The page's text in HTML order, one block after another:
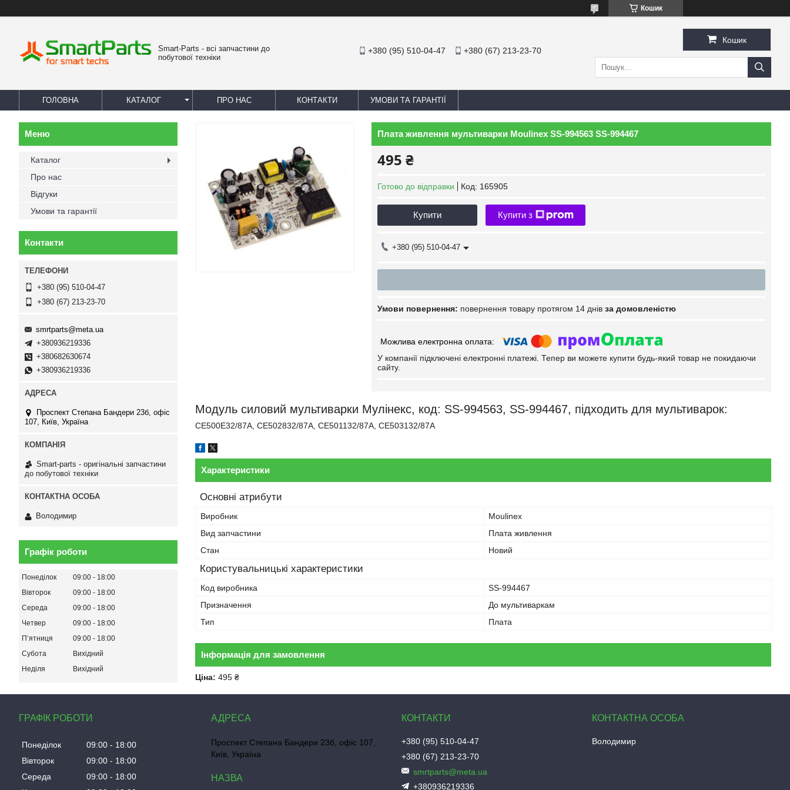
Кошик
Smart-Parts - всі запчастини до
побутової техніки
+380 (95) 510-04-47 +380 (67) 213-23-70
Кошик
ГОЛОВНА КАТАЛОГ ПРО НАС КОНТАКТИ УМОВИ ТА ГАРАНТІЇ
Плата живлення мультиварки Moulinex SS-994563 SS-994467
495 ₴
Готово до відправки Код: 165905
Купити Купити з
+380 (95) 510-04-47
повернення товару протягом 14 днів за домовленістю
У компанії підключені електронні платежі. Тепер ви можете купити будь-який товар не покидаючи
сайту.
Модуль силовий мультиварки Мулінекс, код: SS-994563, SS-994467, підходить для мультиварок:
CE500E32/87A, CE502832/87A, CE501132/87A, CE503132/87A
Характеристики
Основні атрибути
Виробник
Moulinex
Вид запчастини
Плата живлення
Стан
Новий
Користувальницькі характеристики
Код виробника
SS-994467
Призначення
До мультиваркам
Тип
Плата
Інформація для замовлення
Ціна: 495 ₴
Каталог
Про нас
Відгуки
Умови та гарантії
Контакти
+380 (95) 510-04-47
+380 (67) 213-23-70
smrtparts@meta.ua
+380936219336
+380682630674
+380936219336
Проспект Степана Бандери 23б, офіс
107, Київ, Україна
Smart-parts - оригінальні запчастини
до побутової техніки
Володимир
Графік роботи
Понеділок 09:00
18:00
Вівторок
09:00
18:00
Середа
09:00
18:00
Четвер
09:00
18:00
Пʼятниця
09:00
18:00
Субота
Вихідний
Неділя
Вихідний
ГРАФІК РОБОТИ
Понеділок 09:00
18:00
Вівторок
09:00
18:00
Середа
09:00
18:00
Проспект Степана Бандери 23б, офіс 107,
Київ, Україна
+380 (95) 510-04-47
+380 (67) 213-23-70
smrtparts@meta.ua
+380936219336
Володимир